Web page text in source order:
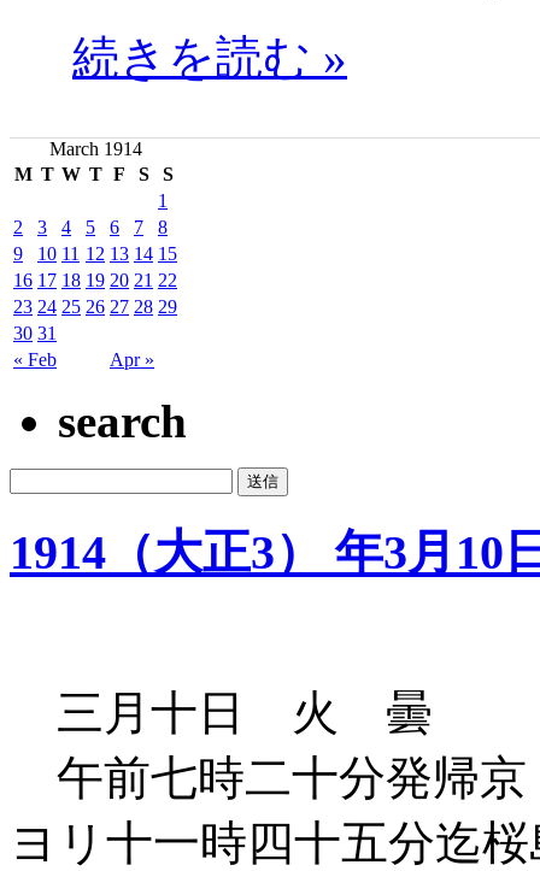
続きを読む »
March 1914
M T W T F S S
« Feb Apr »
1
2
3 4 5 6 7
8
9
10 11 12 13 14 15
16 17 18 19 20 21 22
23 24 25 26 27 28 29
30 31
search
1914（大正3） 年3月10
三月十日 火 曇
午前七時二十分発帰
ヨリ十一時四十五分迄